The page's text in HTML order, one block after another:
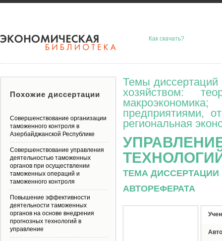
Как скачать?
Темы диссертаций
хозяйством:
предприятиями,
региональная
ТЕМА
АВТОРЕФЕРАТА
Похожие диссертации
Совершенствование организации
таможенного контроля в
Азербайджанской Республике
Совершенствование управления
деятельностью таможенных
органов при осуществлении
таможенных операций и
таможенного контроля
Повышение эффективности
деятельности таможенных
органов на основе внедрения
прогнозных технологий в
управление